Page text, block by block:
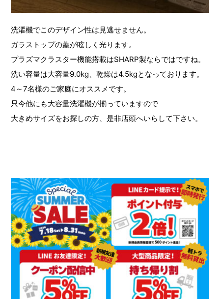
洗濯機でこのデザイン性は見逃せません。
ガラストップの蓋が眩しく光ります。
プラズマクラスター機能搭載はSHARP製ならではですね。
洗い容量は大容量9.0kg、乾燥は4.5kgとなっております。
4～7名様のご家庭にオススメです。
只今他にも大容量洗濯機が揃っていますので
大きめサイズをお探しの方、是非店頭へいらして下さい。